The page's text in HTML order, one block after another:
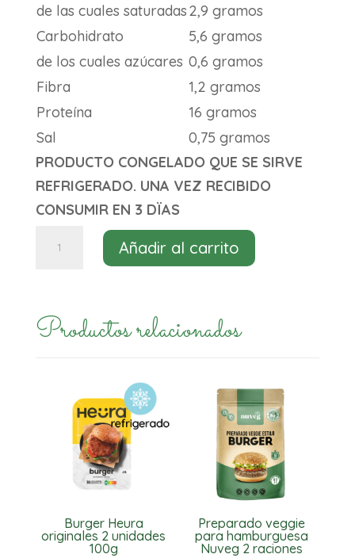
de las cuales saturadas2,9 gramos
Carbohidrato
5,6 gramos
de los cuales azúcares 0,6 gramos
Fibra
1,2 gramos
Proteína
16 gramos
Sal
0,75 gramos
PRODUCTO CONGELADO QUE SE SIRVE
REFRIGERADO. UNA VEZ RECIBIDO
CONSUMIR EN 3 DÏAS
Añadir al carrito
Productos relacionados
Burger Heura
originales 2 unidades
100g
Preparado veggie
para hamburguesa
Nuveg 2 raciones